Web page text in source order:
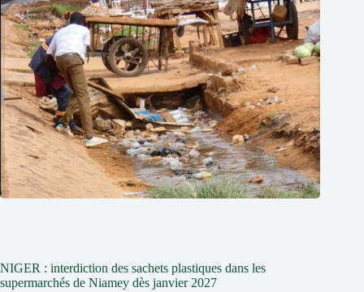
NIGER : interdiction des sachets plastiques dans les
supermarchés de Niamey dès janvier 2027